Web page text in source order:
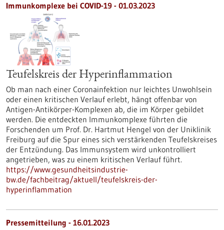
Immunkomplexe bei COVID-19 - 01.03.2023
Teufelskreis der Hyperinflammation
Ob man nach einer Coronainfektion nur leichtes Unwohlsein
oder einen kritischen Verlauf erlebt, hängt offenbar von
Antigen-Antikörper-Komplexen ab, die im Körper gebildet
werden. Die entdeckten Immunkomplexe führten die
Forschenden um Prof. Dr. Hartmut Hengel von der Uniklinik
Freiburg auf die Spur eines sich verstärkenden Teufelskreises
der Entzündung. Das Immunsystem wird unkontrolliert
angetrieben, was zu einem kritischen Verlauf führt.
https://www.gesundheitsindustrie-
bw.de/fachbeitrag/aktuell/teufelskreis-der-
hyperinflammation
Pressemitteilung - 16.01.2023